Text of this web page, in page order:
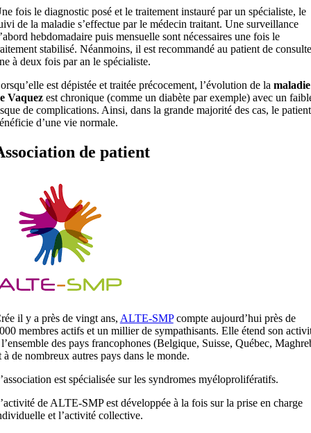
fois le diagnostic posé et le traitement instauré par un spécialiste, le
de la maladie s’effectue par le médecin traitant. Une surveillance
hebdomadaire puis mensuelle sont nécessaires une fois le
stabilisé. Néanmoins, il est recommandé au patient de
à deux fois par an le spécialiste.
est dépistée et traitée précocement, l’évolution de la maladie
Vaquezest chronique (comme un diabète par exemple) avec un
de complications. Ainsi, dans la grande majorité des cas, le patient
d’une vie normale.
de patient
il y a près de vingt ans, ALTE-SMPcompte aujourd’hui près de
membres actifs et un millier de sympathisants. Elle étend son
des pays francophones (Belgique, Suisse, Québec,
à de nombreux autres pays dans le monde.
est spécialisée sur les syndromes myéloprolifératifs.
de ALTE-SMP est développée à la fois sur la prise en charge
et l’activité collective.